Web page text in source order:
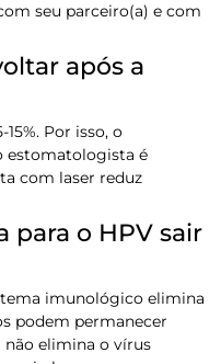
seu parceiro(a) e com
após a
Por isso, o
estomatologista é
com laser reduz
para o HPV sair
imunológico elimina
podem permanecer
não elimina o vírus